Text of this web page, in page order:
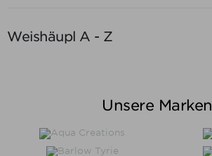
Preis von Preis bis
€
Weishäupl A - Z
Unsere Marken